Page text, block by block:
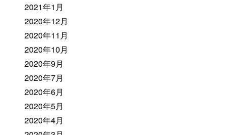
2021年1月
2020年12月
2020年11月
2020年10月
2020年9月
2020年7月
2020年6月
2020年5月
2020年4月